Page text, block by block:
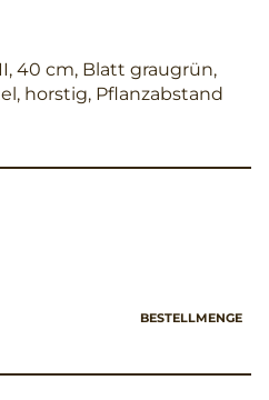
40 cm, Blatt graugrün,
horstig, Pflanzabstand
BESTELLMENGE